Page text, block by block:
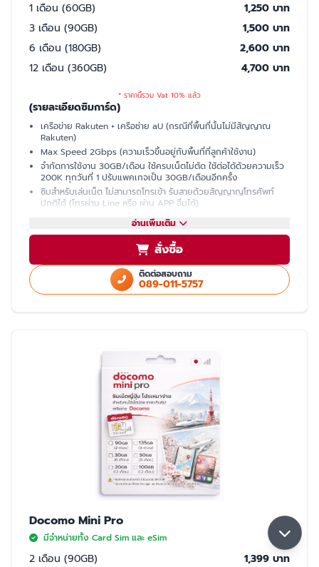
1 เดือน (60GB)
1,250 บาท
3 เดือน (90GB)
1,500 บาท
6 เดือน (180GB)
2,600 บาท
12 เดือน (360GB)
4,700 บาท
* ราคานี้รวม Vat 10% แล้ว
(รายละเอียดซิมการ์ด)
เครือข่าย Rakuten + เครือช่าย aU (กรณีที่พื้นที่นั้นไม่มีสัญญาณ
Rakuten)
Max Speed 2Gbps (ความเร็วขึ้นอยู่กับพื้นที่ที่ลูกค้าใช้งาน)
จำกัดการใช้งาน 30GB/เดือน ใช้ครบเน็ตไม่ตัด ใช้ต่อได้ด้วยความเร็ว
200K ทุกวันที่ 1 ปรับแพคเกจเป็น 30GB/เดือนอีกครั้ง
ซิมสำหรับเล่นเน็ต ไม่สามารถโทรเข้า รับสายด้วยสัญญาญโทรศัพท์
ปกติได้ (โทรผ่าน Line หรือ ผ่าน APP อื่นได้)
มีเบอร์ให้ รับ SMS ได้ (ใช้ซื้อบัตรคอนเสิร์ต, ซื้อของออนไลน์, เปิดบัญชี
แชร์ฮอตสปอต (Hotspot)ไม่ได้
ใช้สำเนา Passport หรือ สำเนาบัตรประชาชนในการสั่งซื้อ
ใช้ได้เฉพาะในประเทศญี่ปุ่นเท่านั้น
มี 2 แบบให้เลือก ซิมปกติ และ eSim
5GB หากใช้ครบ 5GB ความเร็วจะลดลงเหลือ 200K จนกว่าลูกค้าจะย้ายพื้นที่ที่มี
สัญญาน Rakuten ความเร็วจะกลับมาปกติ 30GB/เดือน
อ่านเพิ่มเติม
สั่งซื้อ
ติดต่อสอบถาม
089-011-5757
Docomo Mini Pro
มีจำหน่ายทั้ง Card Sim และ eSim
2 เดือน (90GB) 1,399 บาท